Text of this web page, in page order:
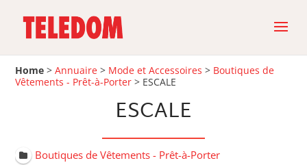
Home >Annuaire > Mode et Accessoires > Boutiques de
Vêtements - Prêt-à-Porter > ESCALE
ESCALE
Boutiques de Vêtements - Prêt-à-Porter